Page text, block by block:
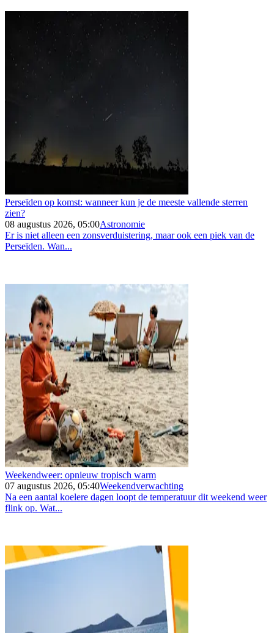
Perseïden op komst: wanneer kun je de meeste vallende sterren
zien?
08 augustus 2026, 05:00Astronomie
Er is niet alleen een zonsverduistering, maar ook een piek van de
Perseïden. Wan...
Weekendweer: opnieuw tropisch warm
07 augustus 2026, 05:40Weekendverwachting
Na een aantal koelere dagen loopt de temperatuur dit weekend weer
flink op. Wat...